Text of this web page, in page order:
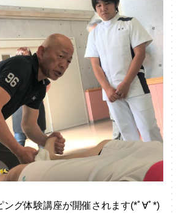
ング体験講座が開催されます(*ﾟ∀ﾟ*)